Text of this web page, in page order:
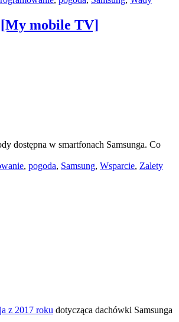
[My mobile TV]
dostępna w smartfonach Samsunga. Co
, pogoda, Samsung, Wsparcie, Zalety
z 2017 roku dotycząca dachówki Samsunga